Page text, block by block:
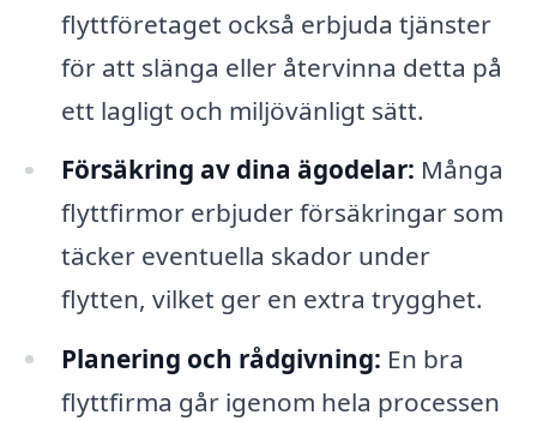
flyttföretaget också erbjuda tjänster
för att slänga eller återvinna detta på
ett lagligt och miljövänligt sätt.
Försäkring av dina ägodelar: Många
flyttfirmor erbjuder försäkringar som
täcker eventuella skador under
flytten, vilket ger en extra trygghet.
Planering och rådgivning: En bra
flyttfirma går igenom hela processen